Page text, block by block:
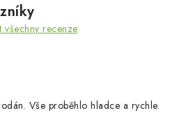
všechny recenze
Vše proběhlo hladce a rychle.